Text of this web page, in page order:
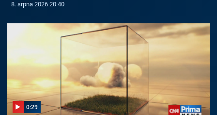
8. srpna 2026 20:40
0:29